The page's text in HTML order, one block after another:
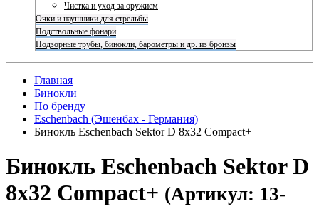
Чистка и уход за оружием
Очки и наушники для стрельбы
Подствольные фонари
Подзорные трубы, бинокли, барометры и др. из бронзы
Главная
Бинокли
По бренду
Eschenbach (Эшенбах - Германия)
Бинокль Eschenbach Sektor D 8x32 Compact+
Бинокль Eschenbach Sektor D
8x32 Compact+ (Артикул: 13-